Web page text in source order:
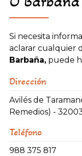
Si necesita
aclarar cualquier
Barbaña,puede
Dirección
Avilés de
Remedios) -
Teléfono
988 375 817